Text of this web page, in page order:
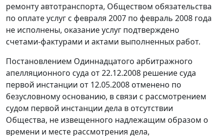
ремонту автотранспорта, Обществом обязательства
по оплате услуг с февраля 2007 по февраль 2008 года
не исполнены, оказание услуг подтверждено
счетами-фактурами и актами выполненных работ.
Постановлением Одиннадцатого арбитражного
апелляционного суда от 22.12.2008 решение суда
первой инстанции от 12.05.2008 отменено по
безусловному основанию, в связи с рассмотрением
судом первой инстанции дела в отсутствии
Общества, не извещенного надлежащим образом о
времени и месте рассмотрения дела,